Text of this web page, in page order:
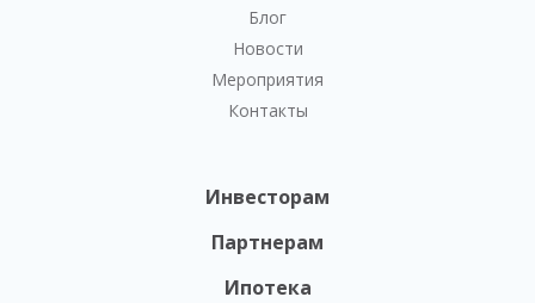
Блог
Новости
Мероприятия
Контакты
Инвесторам
Партнерам
Ипотека